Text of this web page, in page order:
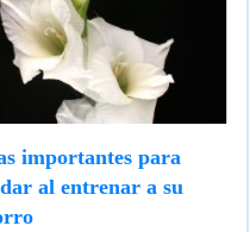
importantes para
al entrenar a su